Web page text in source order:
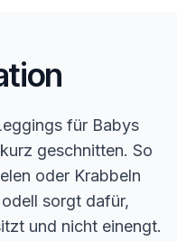
für Babys
geschnitten. So
oder Krabbeln
sorgt dafür,
und nicht einengt.